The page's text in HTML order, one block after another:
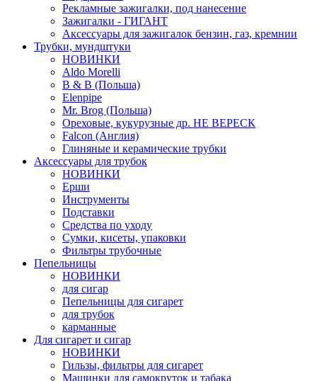
Рекламные зажигалки, под нанесение
Зажигалки - ГИГАНТ
Аксессуары для зажигалок бензин, газ, кремнии
Трубки, мундштуки
НОВИНКИ
Aldo Morelli
B & B (Польша)
Elenpipe
Mr. Brog (Польша)
Ореховые, кукурузные др. НЕ ВЕРЕСК
Falcon (Англия)
Глиняные и керамические трубки
Аксессуары для трубок
НОВИНКИ
Ерши
Инструменты
Подставки
Средства по уходу
Сумки, кисеты, упаковки
Фильтры трубочные
Пепельницы
НОВИНКИ
для сигар
Пепельницы для сигарет
для трубок
карманные
Для сигарет и сигар
НОВИНКИ
Гильзы, фильтры для сигарет
Машинки для самокруток и табака